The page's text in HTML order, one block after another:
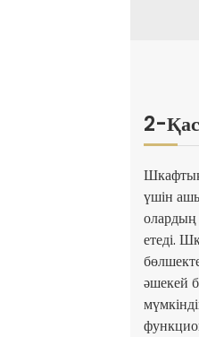
2-
Шкафтың
үшін
олардың
етеді.
әшекей